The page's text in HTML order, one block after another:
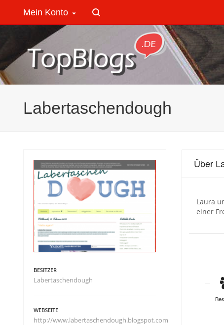
Mein Konto
Labertaschendough
Über
Laura
einer
BESITZER
Labertaschendough
WEBSEITE
http://www.labertaschendough.blogspot.com